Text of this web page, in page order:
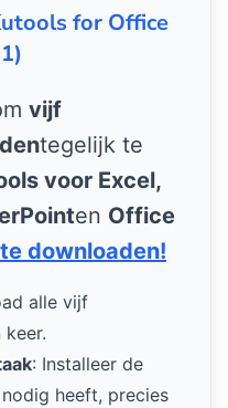
for Office
vijf
tegelijk te
voor Excel,
en Office
downloaden!
alle vijf
: Installeer de
heeft, precies